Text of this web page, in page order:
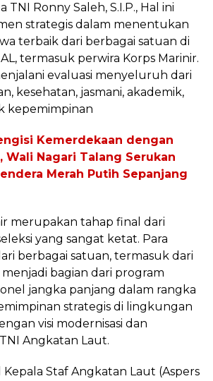
TNI Ronny Saleh, S.I.P., Hal ini
strategis dalam menentukan
terbaik dari berbagai satuan di
termasuk perwira Korps Marinir.
evaluasi menyeluruh dari
kesehatan, jasmani, akademik,
kepemimpinan
Kemerdekaan dengan
Wali Nagari Talang Serukan
Merah Putih Sepanjang
merupakan tahap final dari
yang sangat ketat. Para
berbagai satuan, termasuk dari
menjadi bagian dari program
jangka panjang dalam rangka
strategis di lingkungan
visi modernisasi dan
Angkatan Laut.
Kepala Staf Angkatan Laut (Aspers